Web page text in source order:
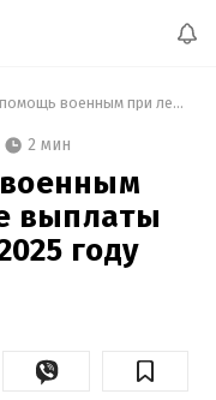
Денежная помощь военным при лечении: какие выплаты могут начислить в 2025 году
2 мин
выплаты
году